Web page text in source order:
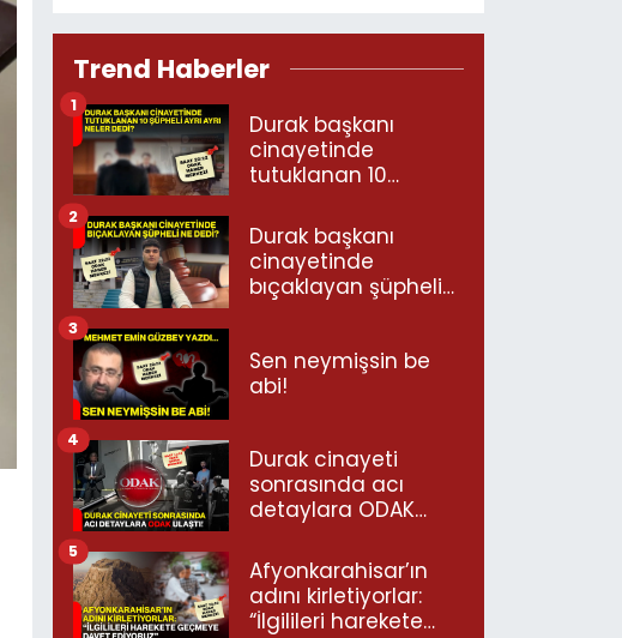
Trend Haberler
Durak başkanı
cinayetinde
tutuklanan 10
neler dedi?
1
Durak başkanı
cinayetinde
bıçaklayan şüpheli
2
Sen neymişsin be
abi!
3
Durak cinayeti
sonrasında acı
detaylara ODAK
4
Afyonkarahisar’ın
adını kirletiyorlar:
“İlgilileri harekete
5